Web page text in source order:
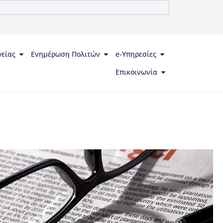
Ενημέρωση Πολιτών
e-Υπηρεσίες
Επικοινωνία